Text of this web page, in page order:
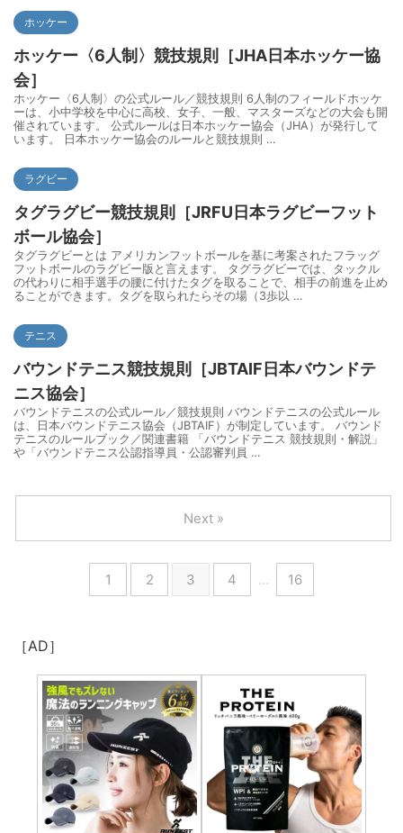
ホッケー
ホッケー〈6人制〉競技規則［JHA日本ホッケー協
会］
ホッケー〈6人制〉の公式ルール／競技規則 6人制のフィールドホッケ
ーは、小中学校を中心に高校、女子、一般、マスターズなどの大会も開
催されています。 公式ルールは日本ホッケー協会（JHA）が発行して
います。 日本ホッケー協会のルールと競技規則 …
ラグビー
タグラグビー競技規則［JRFU日本ラグビーフット
ボール協会］
タグラグビーとは アメリカンフットボールを基に考案されたフラッグ
フットボールのラグビー版と言えます。 タグラグビーでは、タックル
の代わりに相手選手の腰に付けたタグを取ることで、相手の前進を止め
ることができます。タグを取られたらその場（3歩以 …
テニス
バウンドテニス競技規則［JBTAIF日本バウンドテ
ニス協会］
バウンドテニスの公式ルール／競技規則 バウンドテニスの公式ルール
は、日本バウンドテニス協会（JBTAIF）が制定しています。 バウンド
テニスのルールブック／関連書籍 「バウンドテニス 競技規則・解説」
や「バウンドテニス公認指導員・公認審判員 …
1 2 3 4 … 16
Next »
［AD］